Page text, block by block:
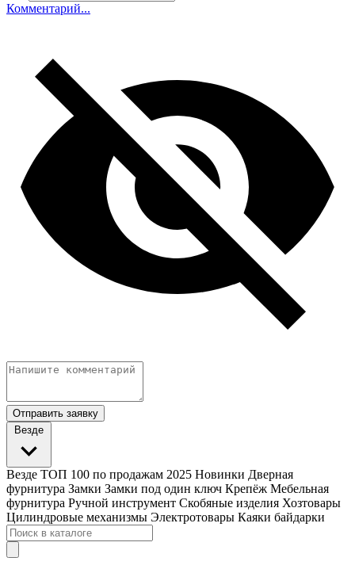
Комментарий...
Отправить заявку
Везде
Везде ТОП 100 по продажам 2025 Новинки Дверная
фурнитура Замки Замки под один ключ Крепёж Мебельная
фурнитура Ручной инструмент Скобяные изделия Хозтовары
Цилиндровые механизмы Электротовары Каяки байдарки